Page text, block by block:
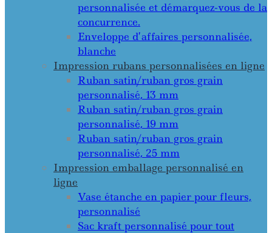
personnalisée et démarquez-vous de la
concurrence.
Enveloppe d’affaires personnalisée,
blanche
Impression rubans personnalisées en ligne
Ruban satin/ruban gros grain
personnalisé, 13 mm
Ruban satin/ruban gros grain
personnalisé, 19 mm
Ruban satin/ruban gros grain
personnalisé, 25 mm
Impression emballage personnalisé en
ligne
Vase étanche en papier pour fleurs,
personnalisé
Sac kraft personnalisé pour tout